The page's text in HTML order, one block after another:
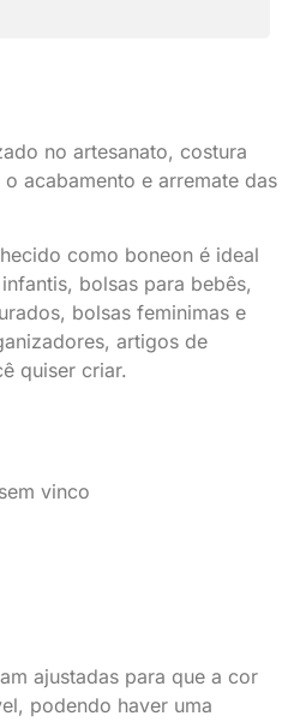
no artesanato, costura
acabamento e arremate das
como boneon é ideal
bolsas para bebês,
bolsas feminimas e
artigos de
quiser criar.
vinco
ajustadas para que a cor
podendo haver uma